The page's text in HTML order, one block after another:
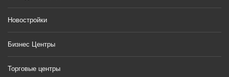
Новостройки
Бизнес Центры
Торговые центры